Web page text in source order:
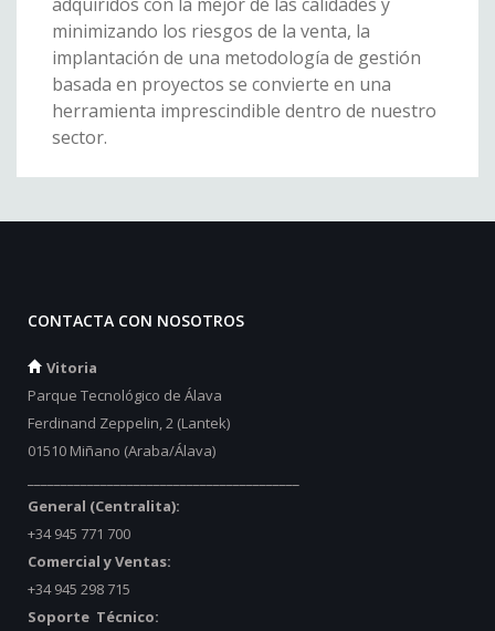
minimizando los riesgos de la venta, la
implantación de una metodología de gestión
basada en proyectos se convierte en una
herramienta imprescindible dentro de nuestro
sector.
CONTACTA CON NOSOTROS
Vitoria
Parque Tecnológico de Álava
Ferdinand Zeppelin, 2 (Lantek)
01510 Miñano (Araba/Álava)
General (Centralita):
+34 945 771 700
Comercial y Ventas:
+34 945 298 715
Soporte Técnico: